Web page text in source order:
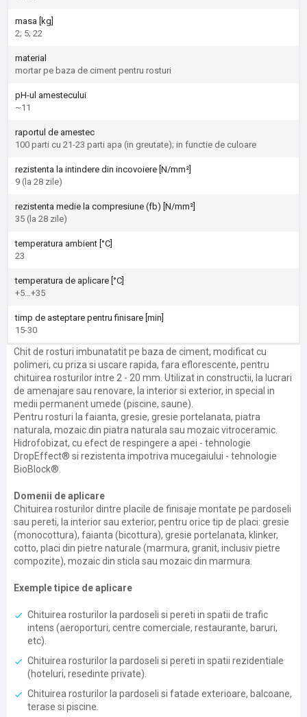
masa [kg]
2; 5; 22
material
mortar pe baza de ciment pentru rosturi
pH-ul amestecului
~11
raportul de amestec
100 parti cu 21-23 parti apa (in greutate); in functie de culoare
rezistenta la intindere din incovoiere [N/mm²]
9 (la 28 zile)
rezistenta medie la compresiune (fb) [N/mm²]
35 (la 28 zile)
temperatura ambient [°C]
23
temperatura de aplicare [°C]
+5…+35
timp de asteptare pentru finisare [min]
15-30
Chit de rosturi imbunatatit pe baza de ciment, modificat cu
polimeri, cu priza si uscare rapida, fara eflorescente, pentru
chituirea rosturilor intre 2 - 20 mm. Utilizat in constructii, la lucrari
de amenajare sau renovare, la interior si exterior, in special in
medii permanent umede (piscine, saune).
Pentru rosturi la faianta, gresie, gresie portelanata, piatra
naturala, mozaic din piatra naturala sau mozaic vitroceramic.
Hidrofobizat, cu efect de respingere a apei - tehnologie
DropEffect® si rezistenta impotriva mucegaiului - tehnologie
BioBlock®.
Domenii de aplicare
Chituirea rosturilor dintre placile de finisaje montate pe pardoseli
sau pereti, la interior sau exterior, pentru orice tip de placi: gresie
(monocottura), faianta (bicottura), gresie portelanata, klinker,
cotto, placi din pietre naturale (marmura, granit, inclusiv pietre
compozite), mozaic din sticla sau mozaic din marmura.
Exemple tipice de aplicare
Chituirea rosturilor la pardoseli si pereti in spatii de trafic
intens (aeroporturi, centre comerciale, restaurante, baruri,
etc).
Chituirea rosturilor la pardoseli si pereti in spatii rezidentiale
(hoteluri, resedinte private).
Chituirea rosturilor la pardoseli si fatade exterioare, balcoane,
terase si piscine.